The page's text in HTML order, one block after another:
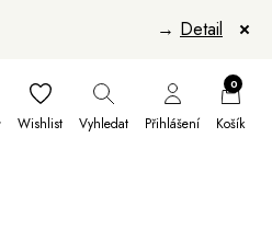
→ Detail
Wishlist Vyhledat Přihlášení
0
Košík